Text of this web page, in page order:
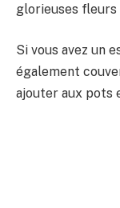
glorieuses
Si vous avez un
également
ajouter aux pots